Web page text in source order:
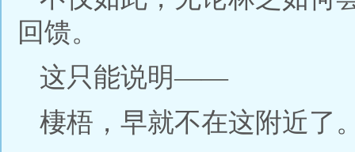
回馈。
这只能说明——
棲梧，早就不在这附近了